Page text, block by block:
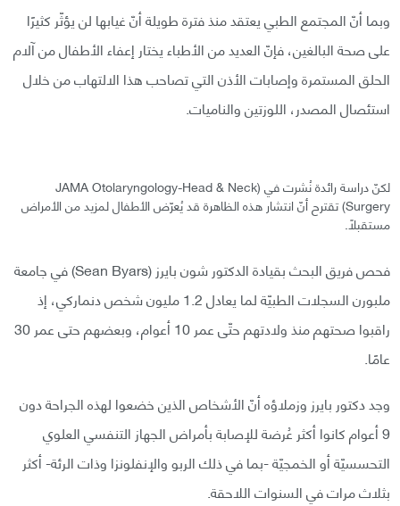
وبما أنّ المجتمع الطبي يعتقد منذ فترة طويلة أنّ غيابها لن يؤثّر كثيرًا
على صحة البالغين، فإنّ العديد من الأطباء يختار إعفاء الأطفال من آلام
الحلق المستمرة وإصابات الأذن التي تصاحب هذا الالتهاب من خلال
استئصال المصدر، اللوزتين والناميات.
لكنّ دراسة رائدة نُشرت في (JAMA Otolaryngology-Head & Neck
Surgery) تقترح أنّ انتشار هذه الظاهرة قد يُعرّض الأطفال لمزيد من الأمراض
مستقبلًا.
فحص فريق البحث بقيادة الدكتور شون بايرز (Sean Byars) في جامعة
ملبورن السجلات الطبيّة لما يعادل 1.2 مليون شخص دنماركي، إذ
راقبوا صحتهم منذ ولادتهم حتّى عمر 10 أعوام، وبعضهم حتى عمر 30
عامًا.
وجد دكتور بايرز وزملاؤه أنّ الأشخاص الذين خضعوا لهذه الجراحة دون
9 أعوام كانوا أكثر عُرضة للإصابة بأمراض الجهاز التنفسي العلوي
التحسسيّة أو الخمجيّة -بما في ذلك الربو والإنفلونزا وذات الرئة- أكثر
بثلاث مرات في السنوات اللاحقة.